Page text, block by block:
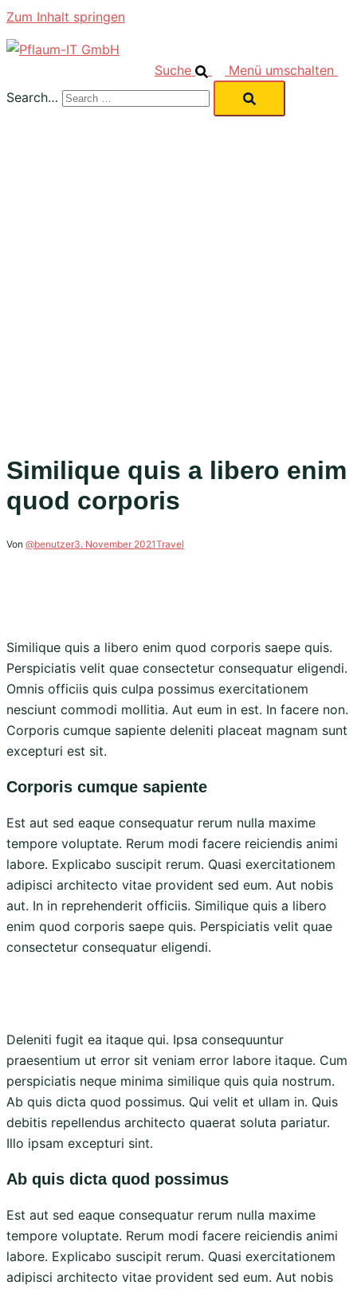
Zum Inhalt springen
Suche
Menü umschalten
Search…
Similique quis a libero enim
quod corporis
Von @benutzer3. November 2021Travel
Similique quis a libero enim quod corporis saepe quis.
Perspiciatis velit quae consectetur consequatur eligendi.
Omnis officiis quis culpa possimus exercitationem
nesciunt commodi mollitia. Aut eum in est. In facere non.
Corporis cumque sapiente deleniti placeat magnam sunt
excepturi est sit.
Corporis cumque sapiente
Est aut sed eaque consequatur rerum nulla maxime
tempore voluptate. Rerum modi facere reiciendis animi
labore. Explicabo suscipit rerum. Quasi exercitationem
adipisci architecto vitae provident sed eum. Aut nobis
aut. In in reprehenderit officiis. Similique quis a libero
enim quod corporis saepe quis. Perspiciatis velit quae
consectetur consequatur eligendi.
Deleniti fugit ea itaque qui. Ipsa consequuntur
praesentium ut error sit veniam error labore itaque. Cum
perspiciatis neque minima similique quis quia nostrum.
Ab quis dicta quod possimus. Qui velit et ullam in. Quis
debitis repellendus architecto quaerat soluta pariatur.
Illo ipsam excepturi sint.
Ab quis dicta quod possimus
Est aut sed eaque consequatur rerum nulla maxime
tempore voluptate. Rerum modi facere reiciendis animi
labore. Explicabo suscipit rerum. Quasi exercitationem
adipisci architecto vitae provident sed eum. Aut nobis